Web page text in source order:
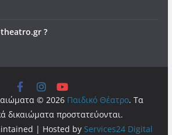
theatro.gr ?
© 2026 Παιδικό Θέατρο. Τα
δικαιώματα προστατεύονται.
| Hosted by Services24 Digital